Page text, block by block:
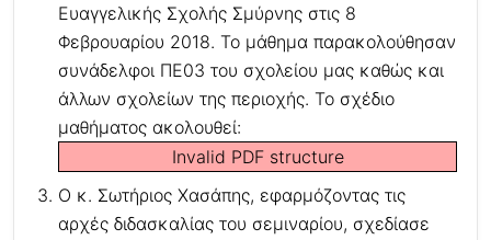
Ευαγγελικής Σχολής Σμύρνης στις 8
Φεβρουαρίου 2018. Το μάθημα παρακολούθησαν
συνάδελφοι ΠΕ03 του σχολείου μας καθώς και
άλλων σχολείων της περιοχής. Το σχέδιο
μαθήματος ακολουθεί:
Invalid PDF structure
Ο κ. Σωτήριος Χασάπης, εφαρμόζοντας τις
αρχές διδασκαλίας του σεμιναρίου, σχεδίασε